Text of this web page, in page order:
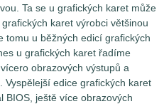
Ta se u grafických karet může
karet výrobci většinou
tomu u běžných edicí grafických
u grafických karet řadíme
obrazových výstupů a
Vyspělejší edice grafických karet
BIOS, ještě více obrazových